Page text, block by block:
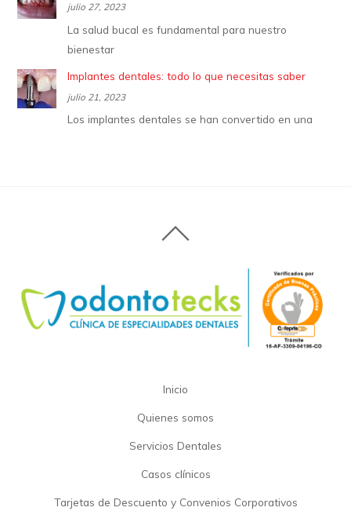
julio 27, 2023
La salud bucal es fundamental para nuestro
bienestar
Implantes dentales: todo lo que necesitas saber
julio 21, 2023
Los implantes dentales se han convertido en una
Inicio
Quienes somos
Servicios Dentales
Casos clínicos
Tarjetas de Descuento y Convenios Corporativos